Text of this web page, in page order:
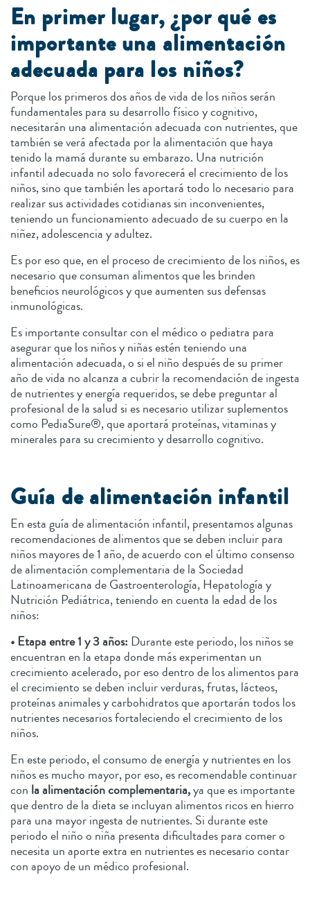
En primer lugar, ¿por qué es
importante una alimentación
adecuada para los niños?
Porque los primeros dos años de vida de los niños serán
fundamentales para su desarrollo físico y cognitivo,
necesitarán una alimentación adecuada con nutrientes, que
también se verá afectada por la alimentación que haya
tenido la mamá durante su embarazo. Una nutrición
infantil adecuada no solo favorecerá el crecimiento de los
niños, sino que también les aportará todo lo necesario para
realizar sus actividades cotidianas sin inconvenientes,
teniendo un funcionamiento adecuado de su cuerpo en la
niñez, adolescencia y adultez.
Es por eso que, en el proceso de crecimiento de los niños, es
necesario que consuman alimentos que les brinden
beneficios neurológicos y que aumenten sus defensas
inmunológicas.
Es importante consultar con el médico o pediatra para
asegurar que los niños y niñas estén teniendo una
alimentación adecuada, o si el niño después de su primer
año de vida no alcanza a cubrir la recomendación de ingesta
de nutrientes y energía requeridos, se debe preguntar al
profesional de la salud si es necesario utilizar suplementos
como PediaSure®, que aportará proteínas, vitaminas y
minerales para su crecimiento y desarrollo cognitivo.
Guía de alimentación infantil
En esta guía de alimentación infantil, presentamos algunas
recomendaciones de alimentos que se deben incluir para
niños mayores de 1 año, de acuerdo con el último consenso
de alimentación complementaria de la Sociedad
Latinoamericana de Gastroenterología, Hepatología y
Nutrición Pediátrica, teniendo en cuenta la edad de los
niños:
• Etapa entre 1 y 3 años: Durante este periodo, los niños se
encuentran en la etapa donde más experimentan un
crecimiento acelerado, por eso dentro de los alimentos para
el crecimiento se deben incluir verduras, frutas, lácteos,
proteínas animales y carbohidratos que aportarán todos los
nutrientes necesarios fortaleciendo el crecimiento de los
niños.
En este periodo, el consumo de energía y nutrientes en los
niños es mucho mayor, por eso, es recomendable continuar
con la alimentación complementaria,ya que es importante
que dentro de la dieta se incluyan alimentos ricos en hierro
para una mayor ingesta de nutrientes. Si durante este
periodo el niño o niña presenta dificultades para comer o
necesita un aporte extra en nutrientes es necesario contar
con apoyo de un médico profesional.